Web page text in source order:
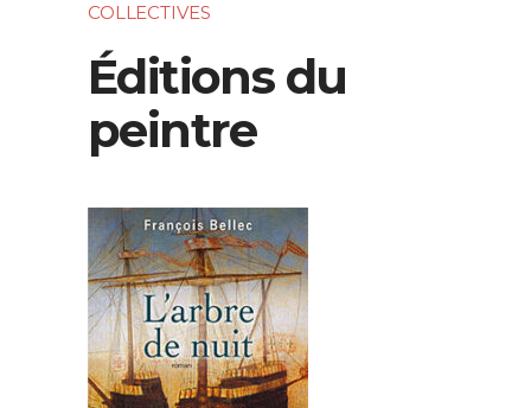
COLLECTIVES
Éditions du
peintre